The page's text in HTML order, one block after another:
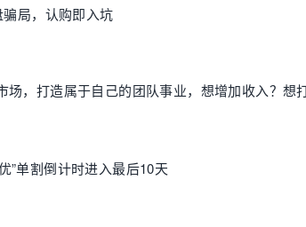
局，认购即入坑
，打造属于自己的团队事业，想增加收入？想
”单割倒计时进入最后10天